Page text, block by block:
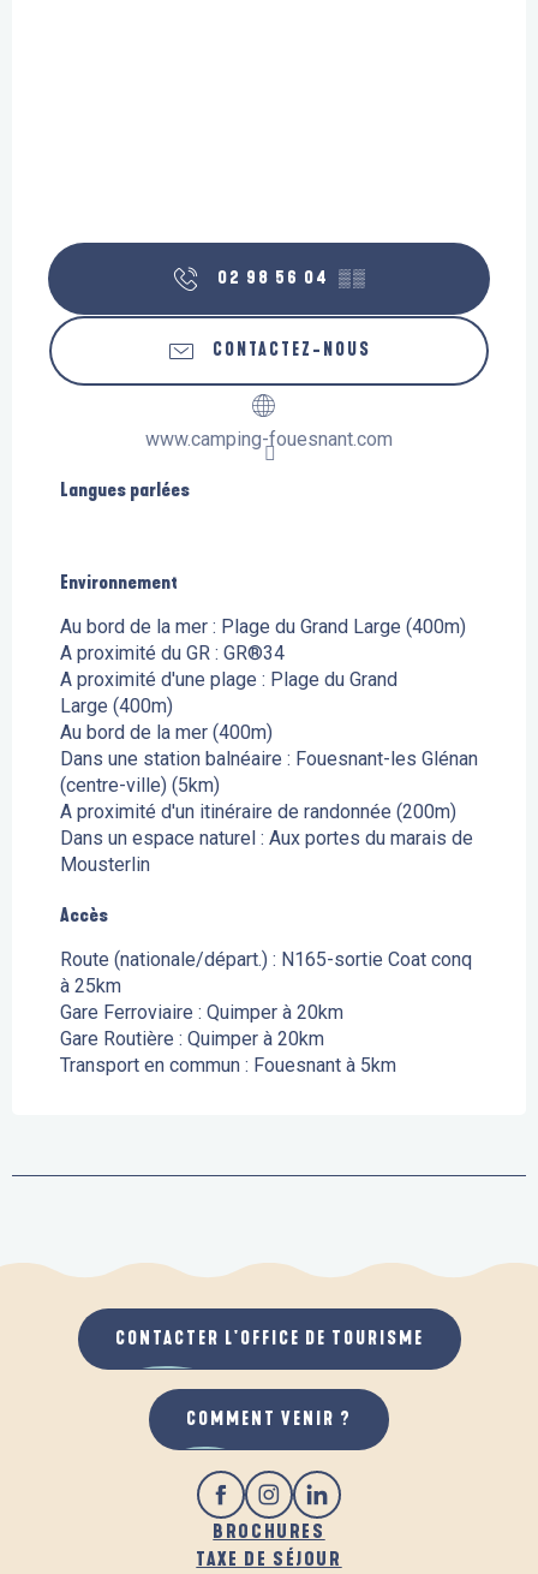
02 98 56 04 ▒▒
CONTACTEZ-NOUS
www.camping-fouesnant.com
Langues parlées
Langues parlées
Environnement
Environnement
Au bord de la mer : Plage du Grand Large (400m)
A proximité du GR : GR®34
A proximité d'une plage : Plage du Grand
Large (400m)
Au bord de la mer (400m)
Dans une station balnéaire : Fouesnant-les Glénan
(centre-ville) (5km)
A proximité d'un itinéraire de randonnée (200m)
Dans un espace naturel : Aux portes du marais de
Mousterlin
Accès
Accès
Route (nationale/départ.) : N165-sortie Coat conq
à 25km
Gare Ferroviaire : Quimper à 20km
Gare Routière : Quimper à 20km
Transport en commun : Fouesnant à 5km
BROCHURES
TAXE DE SÉJOUR
CONTACTER L'OFFICE DE TOURISME
COMMENT VENIR ?